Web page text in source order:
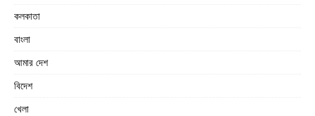
কলকাতা
বাংলা
আমার দেশ
বিদেশ
খেলা